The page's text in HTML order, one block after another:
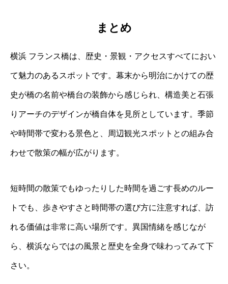
まとめ
横浜 フランス橋は、歴史・景観・アクセスすべてにおい
て魅力のあるスポットです。幕末から明治にかけての歴
史が橋の名前や橋台の装飾から感じられ、構造美と石張
りアーチのデザインが橋自体を見所としています。季節
や時間帯で変わる景色と、周辺観光スポットとの組み合
わせで散策の幅が広がります。
短時間の散策でもゆったりした時間を過ごす長めのルー
トでも、歩きやすさと時間帯の選び方に注意すれば、訪
れる価値は非常に高い場所です。異国情緒を感じなが
ら、横浜ならではの風景と歴史を全身で味わってみて下
さい。